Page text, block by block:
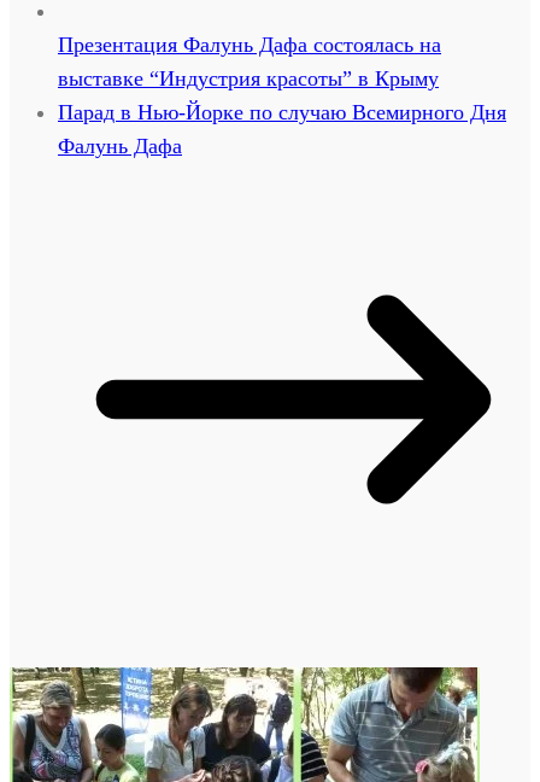
Презентация Фалунь Дафа состоялась на
выставке “Индустрия красоты” в Крыму
Парад в Нью-Йорке по случаю Всемирного Дня
Фалунь Дафа